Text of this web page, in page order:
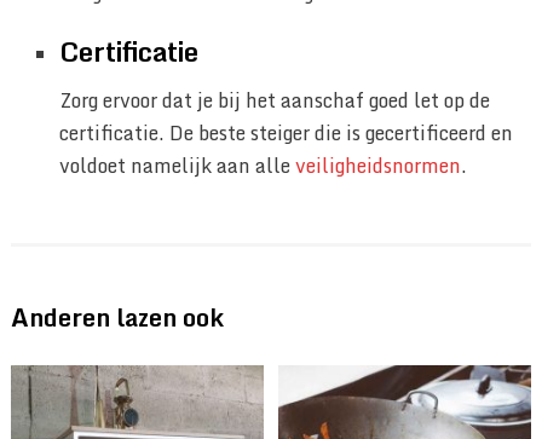
Certificatie
Zorg ervoor dat je bij het aanschaf goed let op de
certificatie. De beste steiger die is gecertificeerd en
voldoet namelijk aan alleveiligheidsnormen.
Anderen lazen ook